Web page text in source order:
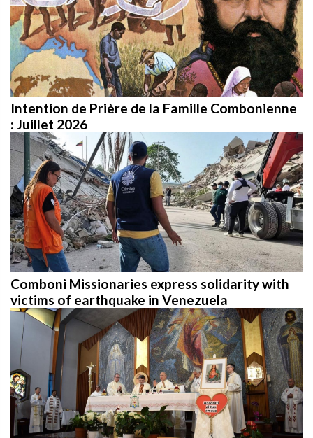
Intention de Prière de la Famille Combonienne
: Juillet 2026
Comboni Missionaries express solidarity with
victims of earthquake in Venezuela